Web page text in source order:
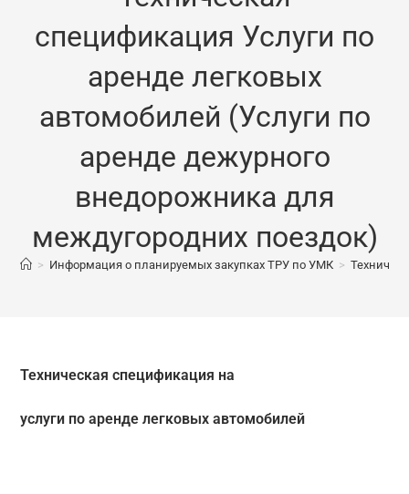
спецификация Услуги по
аренде легковых
автомобилей (Услуги по
аренде дежурного
внедорожника для
междугородних поездок)
> Информация о планируемых закупках ТРУ по УМК >
Техническая спецификация на
услуги по аренде легковых автомобилей